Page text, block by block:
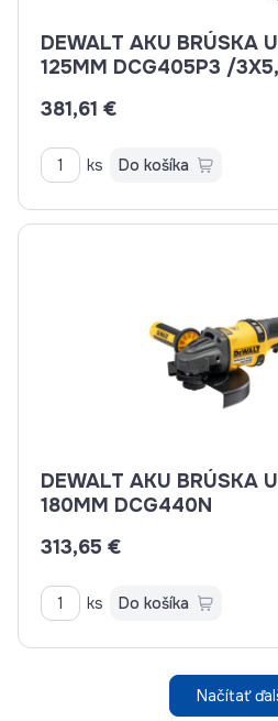
DEWALT AKU BRÚSKA
125MM DCG405P3 /
381,61 €
ks Do košíka
DEWALT AKU BRÚSKA
180MM DCG440N
313,65 €
ks Do košíka
Načítať